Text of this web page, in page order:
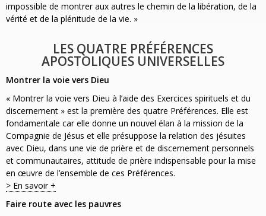
impossible de montrer aux autres le chemin de la libération, de la
vérité et de la plénitude de la vie. »
LES QUATRE PRÉFÉRENCES
APOSTOLIQUES UNIVERSELLES
Montrer la voie vers Dieu
« Montrer la voie vers Dieu à l’aide des Exercices spirituels et du
discernement » est la première des quatre Préférences. Elle est
fondamentale car elle donne un nouvel élan à la mission de la
Compagnie de Jésus et elle présuppose la relation des jésuites
avec Dieu, dans une vie de prière et de discernement personnels
et communautaires, attitude de prière indispensable pour la mise
en œuvre de l’ensemble de ces Préférences.
> En savoir +
Faire route avec les pauvres